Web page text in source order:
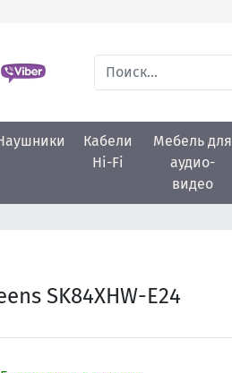
Кабели
Hi-Fi
Мебель для
аудио-
видео
SK84XHW-E24